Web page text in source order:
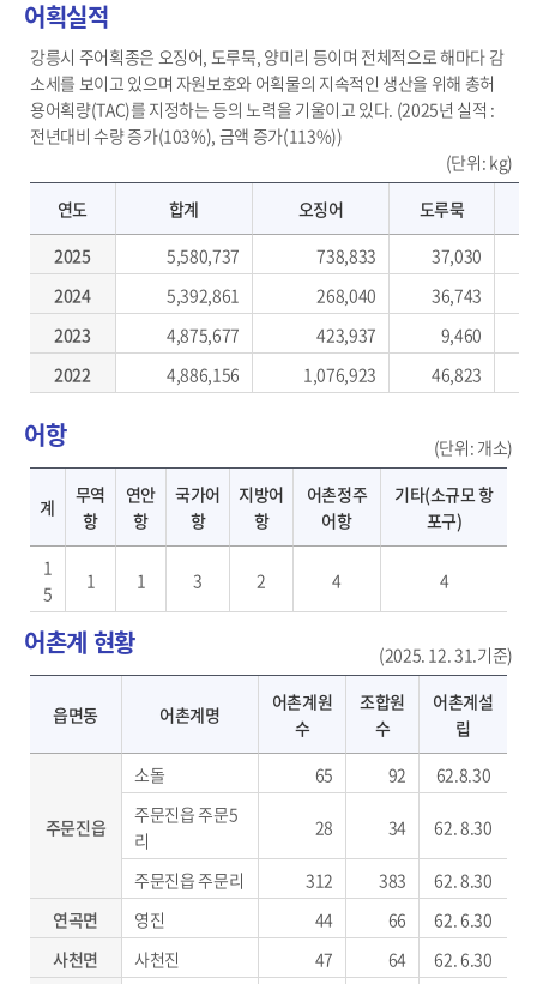
어획실적
강릉시 주어획종은 오징어, 도루묵, 양미리 등이며 전체적으로 해마다 감
소세를 보이고 있으며 자원보호와 어획물의 지속적인 생산을 위해 총허
용어획량(TAC)를 지정하는 등의 노력을 기울이고 있다. (2025년 실적 :
전년대비 수량 증가(103%), 금액 증가(113%))
(단위: kg)
연도 합계 오징어 도루묵
2025
5,580,737 738,833
37,030
2024
5,392,861 268,040
36,743
2023
4,875,677 423,937
9,460
2022
4,886,156 1,076,923 46,823
어항 (단위: 개소)
계
무역
항
연안
항
국가어
항
지방어
항
어촌정주
어항
기타(소규모 항
포구)
1
5
1 1 3 2 4 4
어촌계 현황 (2025. 12. 31.기준)
읍면동 어촌계명
어촌계원
수
조합원
수
어촌계설
립
주문진읍
소돌 65 92
62.8.30
주문진읍 주문5
리
28 34 62. 8.30
주문진읍 주문리 312 383
62. 8.30
연곡면
영진 44 66
62. 6.30
사천면
사천진 47 64
62. 6.30